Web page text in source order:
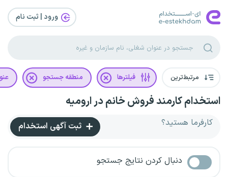
ورود | ثبت‌ نام
مرتبط‌ترین فیلترها منطقه جستجو
استخدام کارمند فروش خانم در ارومیه
کارفرما هستید؟ ثبت آگهی استخدام
دنبال کردن نتایج جستجو